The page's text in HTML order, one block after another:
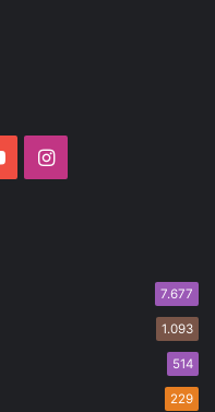
YouTubeInstagram
7.677
1.093
514
229